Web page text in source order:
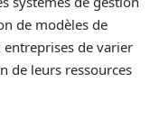
de modèles de
de varier
de leurs ressources